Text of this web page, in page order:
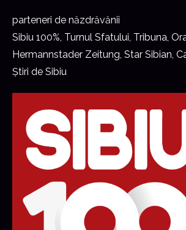
parteneri de năzdrăvănii
Sibiu 100%, Turnul Sfatului, Tribuna,
Hermannstader Zeitung, Star Sibian,
Știri de Sibiu